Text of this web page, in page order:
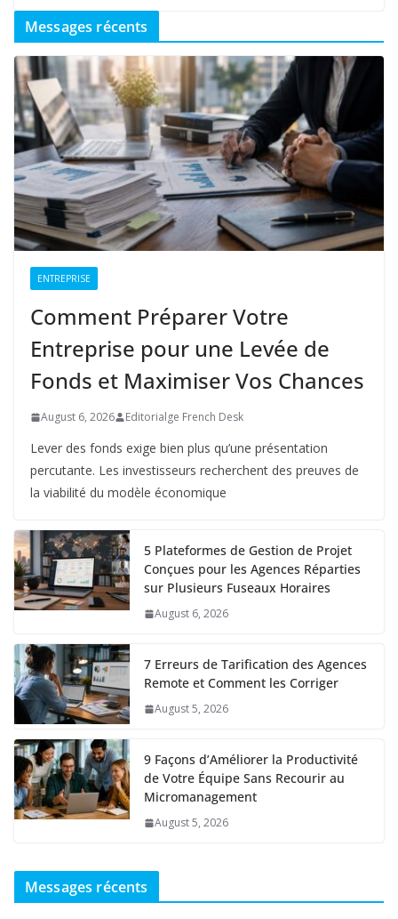
Messages récents
ENTREPRISE
Comment Préparer Votre
Entreprise pour une Levée de
Fonds et Maximiser Vos Chances
August 6, 2026 Editorialge French Desk
Lever des fonds exige bien plus qu’une présentation
percutante. Les investisseurs recherchent des preuves de
la viabilité du modèle économique
5 Plateformes de Gestion de Projet
Conçues pour les Agences Réparties
sur Plusieurs Fuseaux Horaires
August 6, 2026
7 Erreurs de Tarification des Agences
Remote et Comment les Corriger
August 5, 2026
9 Façons d’Améliorer la Productivité
de Votre Équipe Sans Recourir au
Micromanagement
August 5, 2026
Messages récents